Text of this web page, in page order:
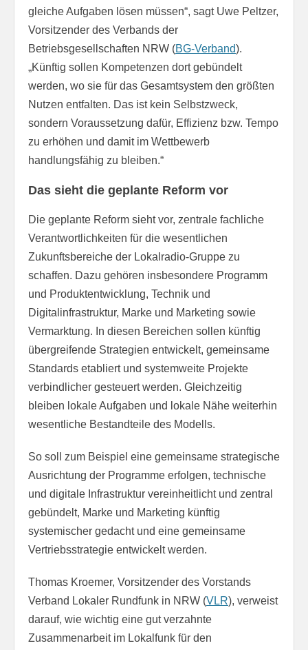
gleiche Aufgaben lösen müssen“, sagt Uwe Peltzer,
Vorsitzender des Verbands der
Betriebsgesellschaften NRW (BG-Verband).
„Künftig sollen Kompetenzen dort gebündelt
werden, wo sie für das Gesamtsystem den größten
Nutzen entfalten. Das ist kein Selbstzweck,
sondern Voraussetzung dafür, Effizienz bzw. Tempo
zu erhöhen und damit im Wettbewerb
handlungsfähig zu bleiben.“
Das sieht die geplante Reform vor
Die geplante Reform sieht vor, zentrale fachliche
Verantwortlichkeiten für die wesentlichen
Zukunftsbereiche der Lokalradio-Gruppe zu
schaffen. Dazu gehören insbesondere Programm
und Produktentwicklung, Technik und
Digitalinfrastruktur, Marke und Marketing sowie
Vermarktung. In diesen Bereichen sollen künftig
übergreifende Strategien entwickelt, gemeinsame
Standards etabliert und systemweite Projekte
verbindlicher gesteuert werden. Gleichzeitig
bleiben lokale Aufgaben und lokale Nähe weiterhin
wesentliche Bestandteile des Modells.
So soll zum Beispiel eine gemeinsame strategische
Ausrichtung der Programme erfolgen, technische
und digitale Infrastruktur vereinheitlicht und zentral
gebündelt, Marke und Marketing künftig
systemischer gedacht und eine gemeinsame
Vertriebsstrategie entwickelt werden.
Thomas Kroemer, Vorsitzender des Vorstands
Verband Lokaler Rundfunk in NRW (VLR), verweist
darauf, wie wichtig eine gut verzahnte
Zusammenarbeit im Lokalfunk für den